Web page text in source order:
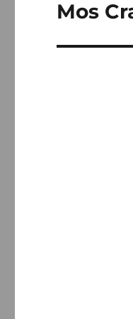
Articolul
Mos